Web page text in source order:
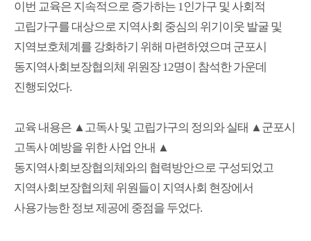
이번 교육은 지속적으로 증가하는 1인가구 및 사회적
고립가구를 대상으로 지역사회 중심의 위기이웃 발굴 및
지역보호체계를 강화하기 위해 마련하였으며 군포시
동지역사회보장협의체 위원장12명이 참석한 가운데
진행되었다.
교육 내용은 ▲고독사 및 고립가구의 정의와 실태 ▲군포시
고독사 예방을 위한 사업 안내 ▲
동지역사회보장협의체와의 협력방안으로 구성되었고
지역사회보장협의체 위원들이 지역사회 현장에서
사용가능한 정보 제공에 중점을 두었다.